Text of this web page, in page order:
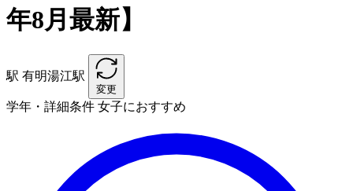
年8月最新】
駅 有明湯江駅
変更
学年・詳細条件 女子におすすめ